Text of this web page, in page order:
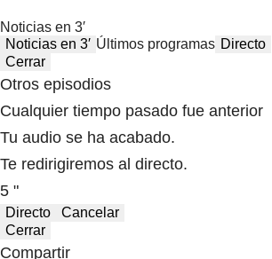
Noticias en 3′
Noticias en 3′ Últimos programas Directo
Cerrar
Otros episodios
Cualquier tiempo pasado fue anterior
Tu audio se ha acabado.
Te redirigiremos al directo.
5 "
Directo
Cancelar
Cerrar
Compartir